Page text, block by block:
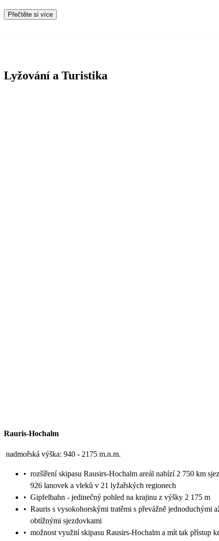
Přečtěte si více
Lyžování a Turistika
Rauris-Hochalm
nadmořská výška: 940 - 2175 m.n.m.
• rozšíření skipasu Rausirs-Hochalm areál nabízí 2 750 km
926 lanovek a vleků v 21 lyžařských regionech
• Gipfelbahn - jedinečný pohled na krajinu z výšky 2 175 m
• Rauris s vysokohorskými tratěmi s převážně jednoduchými
obtížnými sjezdovkami
• možnost využití skipasu Rausirs-Hochalm a mít tak přístup